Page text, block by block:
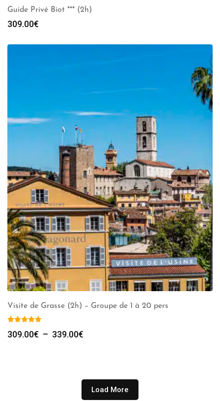
Guide Privé Biot *** (2h)
309.00€
Visite de Grasse (2h) – Groupe de 1 à 20 pers
309.00€ – 339.00€
à
339.00€
Load More